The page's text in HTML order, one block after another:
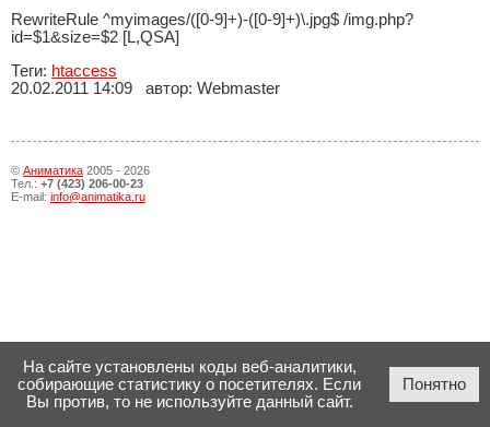
RewriteRule ^myimages/([0-9]+)-([0-9]+)\.jpg$ /img.php?
id=$1&size=$2 [L,QSA]
Теги: htaccess
20.02.2011 14:09 автор: Webmaster
© Аниматика 2005 - 2026
Тел.: +7 (423) 206-00-23
E-mail: info@animatika.ru
На сайте установлены коды веб-аналитики,
собирающие статистику о посетителях. Если
Вы против, то не используйте данный сайт.
Понятно